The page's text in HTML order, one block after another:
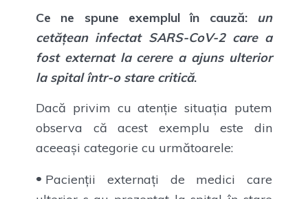
Ce ne spune exemplul în cauză: un
cetățean infectat SARS-CoV-2 care a
fost externat la cerere a ajuns ulterior
la spital într-o stare critică.
Dacă privim cu atenție situația putem
observa că acest exemplu este din
aceeași categorie cu următoarele:
Pacienții externați de medici care